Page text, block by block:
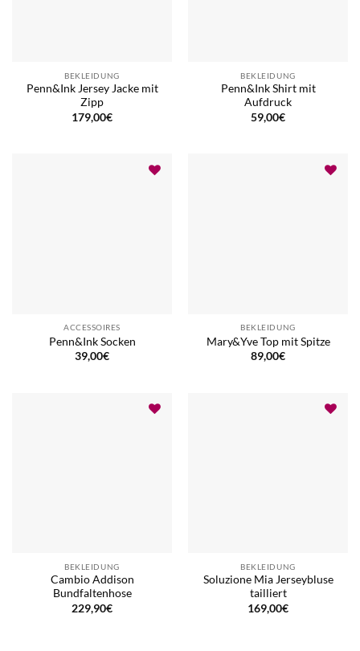
BEKLEIDUNG
Penn&Ink Jersey Jacke mit
Zipp
179,00€
BEKLEIDUNG
Penn&Ink Shirt mit
Aufdruck
59,00€
ACCESSOIRES
Penn&Ink Socken
39,00€
BEKLEIDUNG
Mary&Yve Top mit Spitze
89,00€
BEKLEIDUNG
Cambio Addison
Bundfaltenhose
229,90€
BEKLEIDUNG
Soluzione Mia Jerseybluse
tailliert
169,00€